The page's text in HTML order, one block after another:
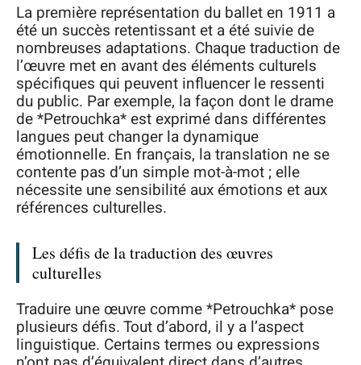
La première représentation du ballet en 1911 a
été un succès retentissant et a été suivie de
nombreuses adaptations. Chaque traduction de
l’œuvre met en avant des éléments culturels
spécifiques qui peuvent influencer le ressenti
du public. Par exemple, la façon dont le drame
de *Petrouchka* est exprimé dans différentes
langues peut changer la dynamique
émotionnelle. En français, la translation ne se
contente pas d’un simple mot-à-mot ; elle
nécessite une sensibilité aux émotions et aux
références culturelles.
Les défis de la traduction des œuvres
culturelles
Traduire une œuvre comme *Petrouchka* pose
plusieurs défis. Tout d’abord, il y a l’aspect
linguistique. Certains termes ou expressions